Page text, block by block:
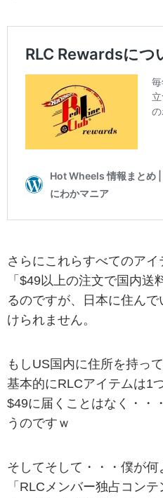
さらにこれらすべてのア
「$49以上の注文で国内
るのですが、日本に住ん
けられません。
もしUS国内に住所を持っ
基本的にRLCアイテムは1
$49に届くことはなく・・
うのですｗ
そしてそして・・・僕が
「RLCメンバー独占コン